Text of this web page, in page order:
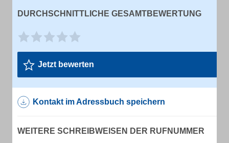
DURCHSCHNITTLICHE GESAMTBEWERTUNG
Jetzt bewerten
Kontakt im Adressbuch speichern
WEITERE SCHREIBWEISEN DER RUFNUMMER